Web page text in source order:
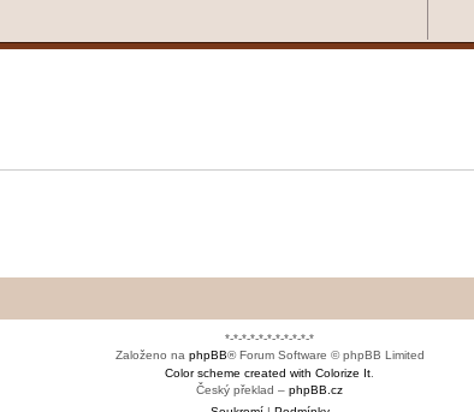
*-*-*-*-*-*-*-*-*-*-*
Založeno na phpBB® Forum Software © phpBB Limited
Color scheme created with Colorize It.
Český překlad – phpBB.cz